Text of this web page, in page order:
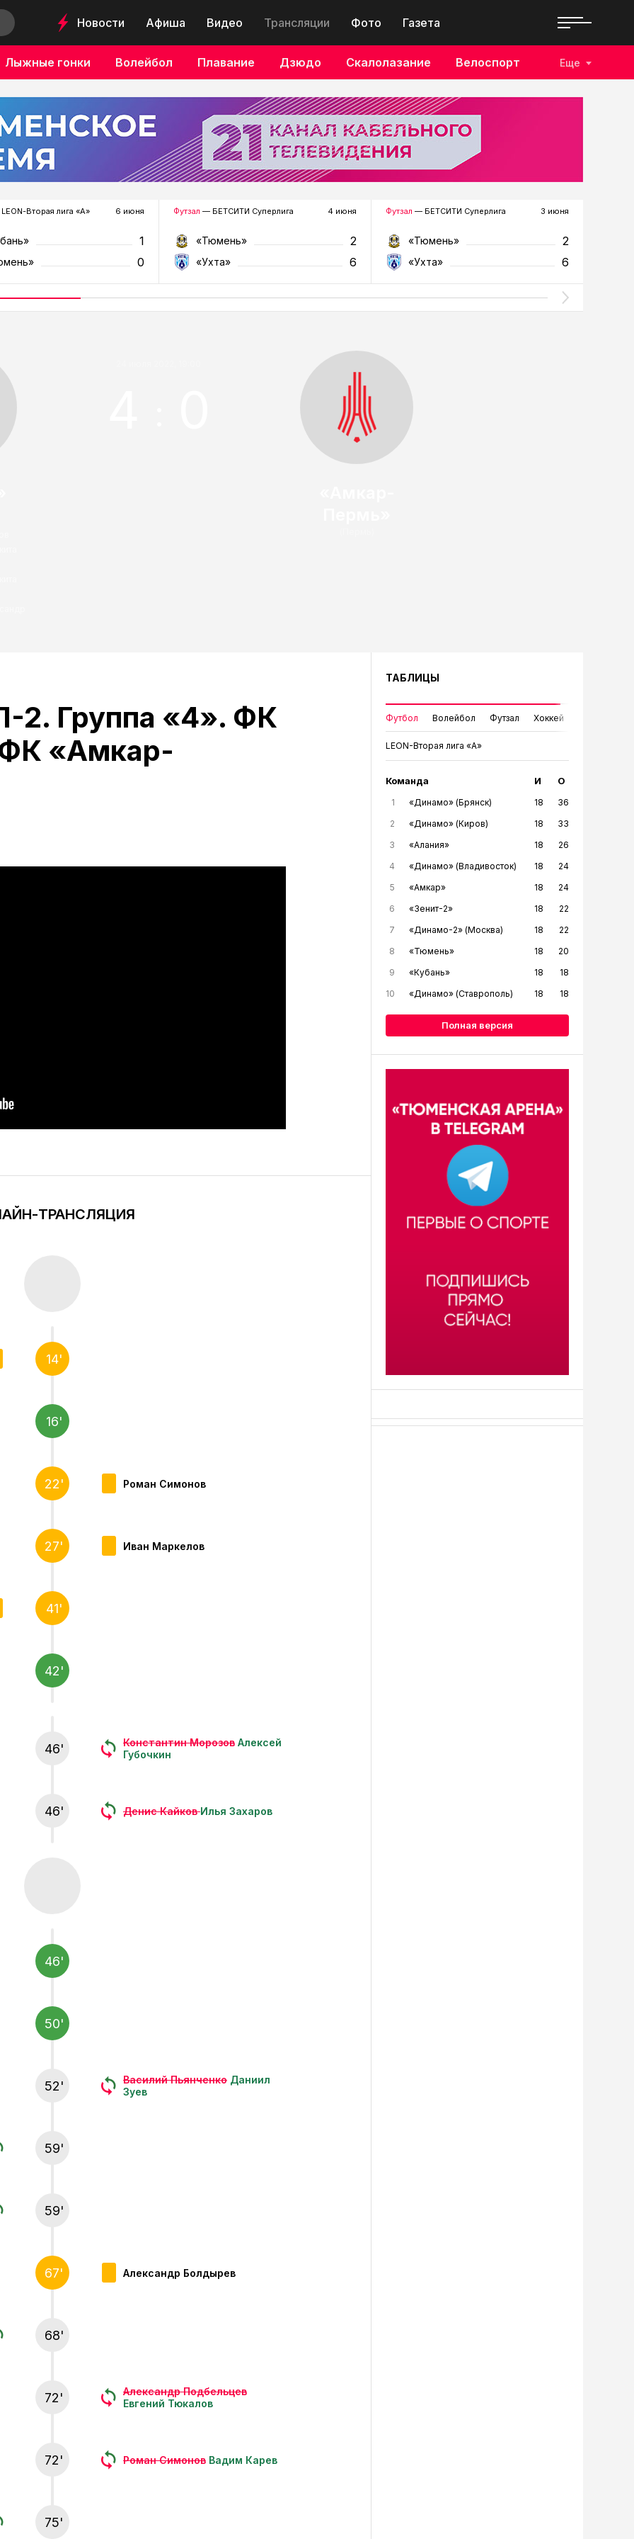
Новости Афиша Видео Трансляции Фото Газета
Лыжные гонки Волейбол Плавание Дзюдо Скалолазание Велоспорт Еще
Вторая лига «А» 6 июня
1
0
Футзал — БЕТСИТИ Суперлига 4 июня
«Тюмень» 2
«Ухта» 6
Футзал — БЕТСИТИ Суперлига 3 июня
«Тюмень» 2
«Ухта» 6
2. Группа «4». ФК
«Амкар-
ТРАНСЛЯЦИЯ
14'
16'
22' Роман Симонов
27' Иван Маркелов
41'
42'
46' Константин Морозов Алексей
Губочкин
46' Денис КайковИлья Захаров
46'
50'
52' Василий Пьянченко Даниил
Зуев
59'
59'
67' Александр Болдырев
68'
72'
Александр Подбельцев
Евгений Тюкалов
72' Роман Симонов Вадим Карев
75'
ТАБЛИЦЫ
Футбол Волейбол Футзал Хоккей
LEON-Вторая лига «А»
Команда И О
1 «Динамо» (Брянск) 18
36
2
«Динамо» (Киров) 18
33
3
«Алания» 18
26
4
«Динамо» (Владивосток) 18
24
5
«Амкар» 18
24
6
«Зенит-2» 18
22
7
«Динамо-2» (Москва) 18
22
8
«Тюмень» 18
20
9
«Кубань» 18
18
10
«Динамо» (Ставрополь) 18 18
Полная версия